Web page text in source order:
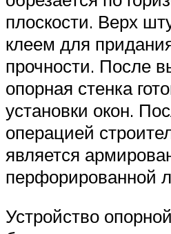
плоскости. Верх
клеем для
прочности. После
опорная стенка
установки окон.
операцией
является
перфорированной
Устройство